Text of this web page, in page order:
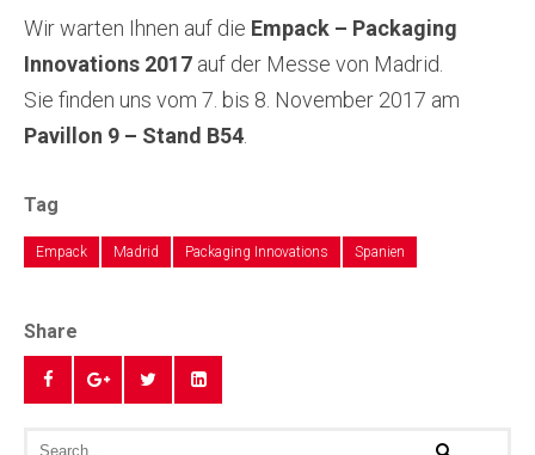
Wir warten Ihnen auf die Empack – Packaging
Innovations 2017 auf der Messe von Madrid.
Sie finden uns vom 7. bis 8. November 2017 am
Pavillon 9 – Stand B54
Tag
Empack Madrid Packaging Innovations Spanien
Share